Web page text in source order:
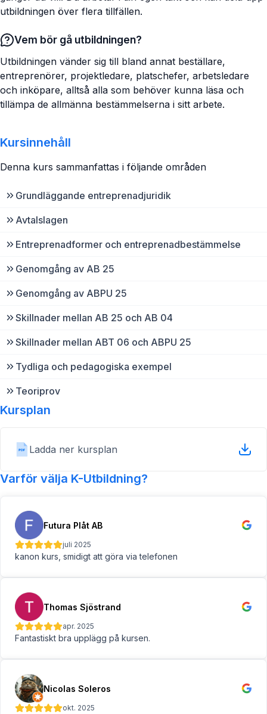
utbildningen över flera tillfällen.
Vem bör gå utbildningen?
Utbildningen vänder sig till bland annat beställare,
entreprenörer, projektledare, platschefer, arbetsledare
och inköpare, alltså alla som behöver kunna läsa och
tillämpa de allmänna bestämmelserna i sitt arbete.
Kursinnehåll
Denna kurs sammanfattas i följande områden
Grundläggande entreprenadjuridik
Avtalslagen
Entreprenadformer och entreprenadbestämmelse
Genomgång av AB 25
Genomgång av ABPU 25
Skillnader mellan AB 25 och AB 04
Skillnader mellan ABT 06 och ABPU 25
Tydliga och pedagogiska exempel
Teoriprov
Kursplan
Ladda ner kursplan
Varför välja K-Utbildning?
Futura Plåt AB
juli 2025
kanon kurs, smidigt att göra via telefonen
Thomas Sjöstrand
apr. 2025
Fantastiskt bra upplägg på kursen.
Nicolas Soleros
okt. 2025